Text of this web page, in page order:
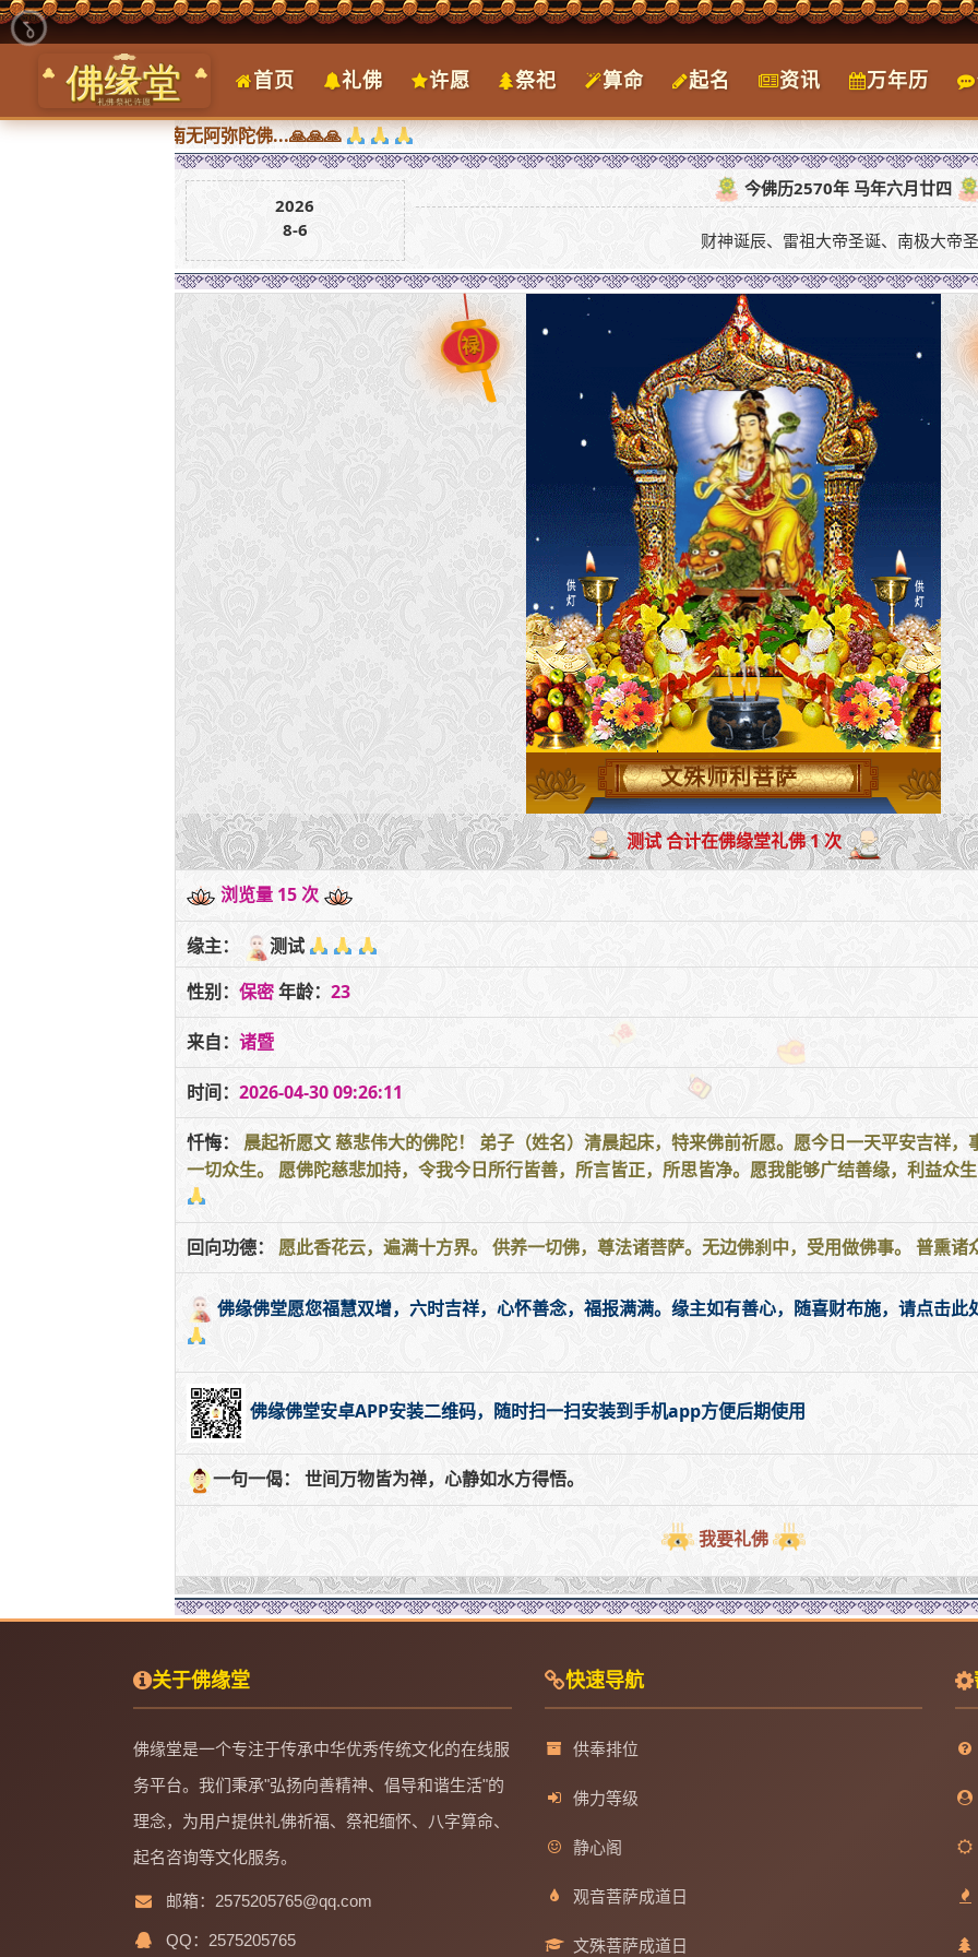
首页 礼佛 许愿 祭祀 算命 起名 资讯 万年历
，所求皆圆满，南无阿弥陀佛...🙏🙏🙏
2026
8-6
今佛历2570年 马年六月廿四
财神诞辰、雷祖大帝圣诞、南极大帝
禄
文殊师利菩萨
测试 合计在佛缘堂礼佛 1 次
浏览量 15 次
缘主：
测试
性别： 保密年龄： 23
来自： 诸暨
时间： 2026-04-30 09:26:11
忏悔：
晨起祈愿文 慈悲伟大的佛陀！ 弟子（姓名）清晨起床，特来佛前祈愿。愿今日一天平安吉祥
一切众生。 愿佛陀慈悲加持，令我今日所行皆善，所言皆正，所思皆净。愿我能够广结善缘，利益众
回向功德： 愿此香花云，遍满十方界。 供养一切佛，尊法诸菩萨。无边佛刹中，受用做佛事。 普熏
佛缘佛堂愿您福慧双增，六时吉祥，心怀善念，福报满满。缘主如有善心，随喜财布施，请点击
佛缘佛堂安卓APP安装二维码，随时扫一扫安装到手机app方便后期使用
一句一偈： 世间万物皆为禅，心静如水方得悟。
我要礼佛
关于佛缘堂
佛缘堂是一个专注于传承中华优秀传统文化的在线服
务平台。我们秉承"弘扬向善精神、倡导和谐生活"的
理念，为用户提供礼佛祈福、祭祀缅怀、八字算命、
起名咨询等文化服务。
邮箱：2575205765@qq.com
QQ：2575205765
快速导航
供奉排位
佛力等级
静心阁
观音菩萨成道日
文殊菩萨成道日